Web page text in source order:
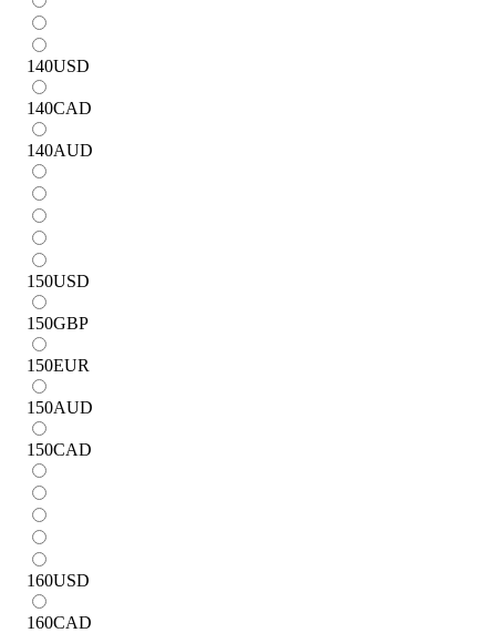
140USD
140CAD
140AUD
150USD
150GBP
150EUR
150AUD
150CAD
160USD
160CAD